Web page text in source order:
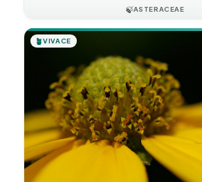
🍃ASTERACEAE
🪴VIVACE